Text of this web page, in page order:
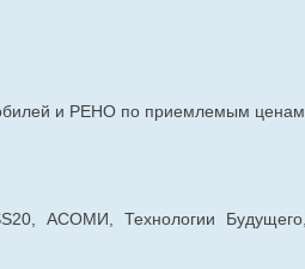
и РЕНО по приемлемым ценам
АСОМИ, Технологии Будущего,